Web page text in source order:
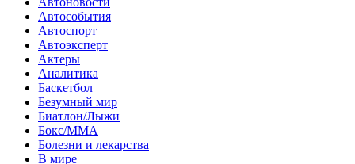
Автособытия
Автоспорт
Автоэксперт
Актеры
Аналитика
Баскетбол
Безумный мир
Биатлон/Лыжи
Бокс/MMA
Болезни и лекарства
В мире